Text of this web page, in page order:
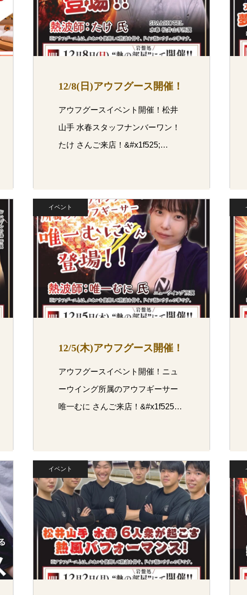
12/8(日)アウフグース開催！
アウフグースイベント開催！松井
山手 水春スタッフナンバーワン！
たけ さんご来店！&#x1f525;…
イベント
12/5(木)アウフグース開催！
アウフグースイベント開催！ニュ
ーウイング所属のアウフギーサー
唯一むに さんご来店！&#x1f525…
イベント